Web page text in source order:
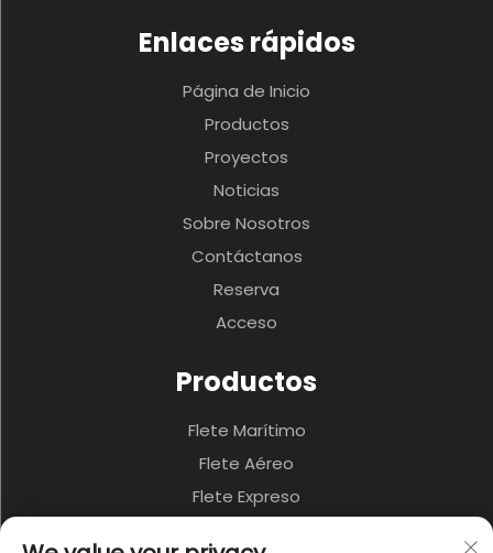
Enlaces rápidos
Página de Inicio
Productos
Proyectos
Noticias
Sobre Nosotros
Contáctanos
Reserva
Acceso
Productos
Flete Marítimo
Flete Aéreo
Flete Expreso